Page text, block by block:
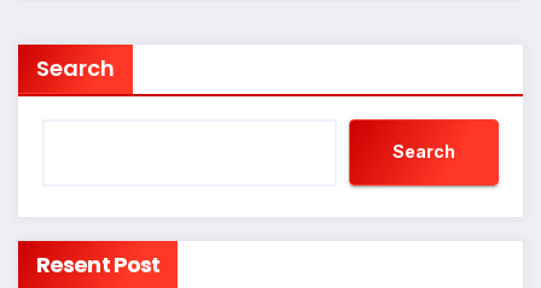
Search
Search
Resent Post